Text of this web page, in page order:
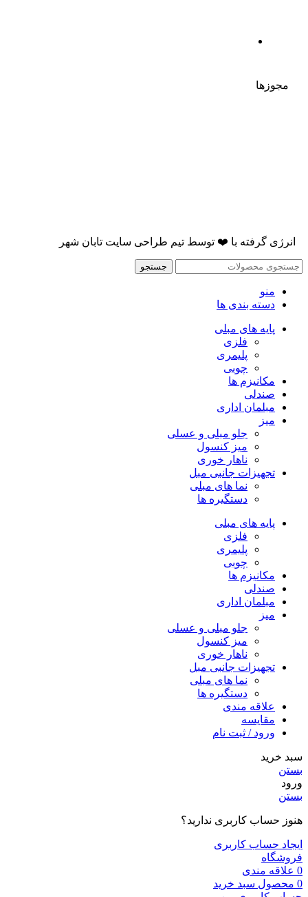
مجوزها
انرژی گرفته با ❤️ توسط تیم طراحی سایت تابان شهر
جستجو
منو
دسته بندی ها
پایه های مبلی
فلزی
پلیمری
چوبی
مکانیزم ها
صندلی
مبلمان اداری
میز
جلو مبلی و عسلی
میز کنسول
ناهار خوری
تجهیزات جانبی مبل
نما های مبلی
دستگیره ها
پایه های مبلی
فلزی
پلیمری
چوبی
مکانیزم ها
صندلی
مبلمان اداری
میز
جلو مبلی و عسلی
میز کنسول
ناهار خوری
تجهیزات جانبی مبل
نما های مبلی
دستگیره ها
علاقه مندی
مقایسه
ورود / ثبت نام
سبد خرید
بستن
ورود
بستن
هنوز حساب کاربری ندارید؟
ایجاد حساب کاربری
فروشگاه
0 علاقه مندی
0 محصول سبد خرید